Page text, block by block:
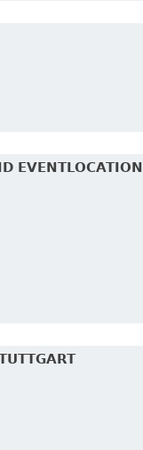
EVENTLOCATION